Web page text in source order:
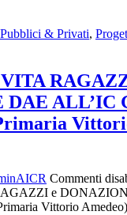
& Privati,
DAE ALL’IC
Commenti
e
Vittorio